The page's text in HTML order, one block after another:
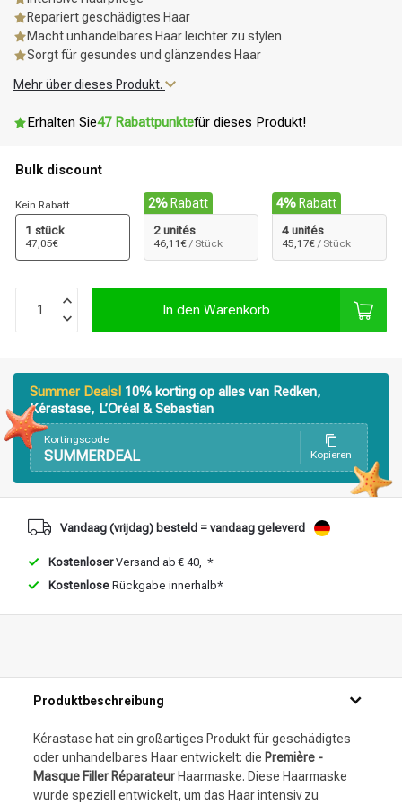
Stylingprodukte
Repariert geschädigtes Haar
Macht unhandelbares Haar leichter zu stylen
Sorgt für gesundes und glänzendes Haar
Mehr über dieses Produkt.
Erhalten Sie47 Rabattpunktefür dieses Produkt!
Bulk discount
Kein Rabatt
1 stück
47,05€
2% Rabatt
2 unités
46,11€ / Stück
4% Rabatt
4 unités
45,17€ / Stück
In den Warenkorb
Summer Deals! 10% korting op alles van Redken,
Kérastase, L’Oréal & Sebastian
Kortingscode
SUMMERDEAL Kopieren
Vandaag (vrijdag) besteld = vandaag geleverd
KostenloserVersand ab € 40,-*
Kostenlose Rückgabe innerhalb*
Produktbeschreibung
Kérastase hat ein großartiges Produkt für geschädigtes
oder unhandelbares Haar entwickelt: die Première -
Masque Filler Réparateur Haarmaske. Diese Haarmaske
wurde speziell entwickelt, um das Haar intensiv zu